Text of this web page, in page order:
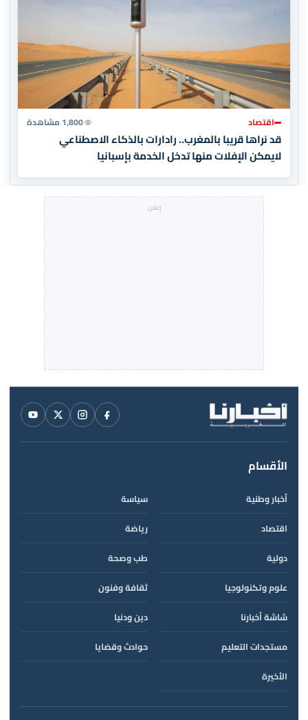
اقتصاد 1,800 مشاهدة
قد نراها قريبا بالمغرب.. رادارات بالذكاء الاصطناعي
لايمكن الإفلات منها تدخل الخدمة بإسبانيا
الأقسام
أخبار وطنية
سياسة
اقتصاد
رياضة
دولية
طب وصحة
علوم وتكنولوجيا
ثقافة وفنون
شاشة أخبارنا
دين ودنيا
مستجدات التعليم
حوادث وقضايا
الأخيرة